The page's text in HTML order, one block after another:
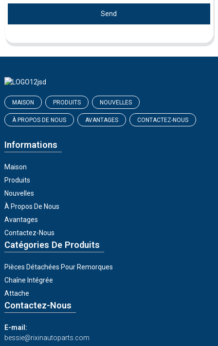
Send
MAISON PRODUITS NOUVELLES
À PROPOS DE NOUS AVANTAGES CONTACTEZ-NOUS
Informations
Maison
Produits
Nouvelles
À Propos De Nous
Avantages
Contactez-Nous
Catégories De Produits
Pièces Détachées Pour Remorques
Chaîne Intégrée
Attache
Contactez-Nous
E-mail:
bessie@rixinautoparts.com